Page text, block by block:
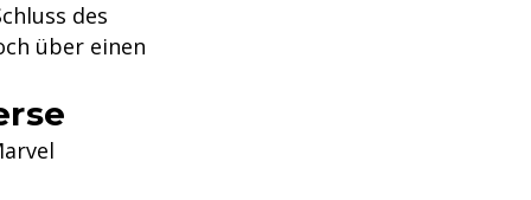
des
über einen